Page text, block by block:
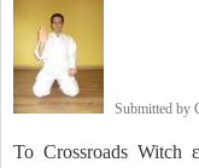
Submitted by
To Crossroads Witch